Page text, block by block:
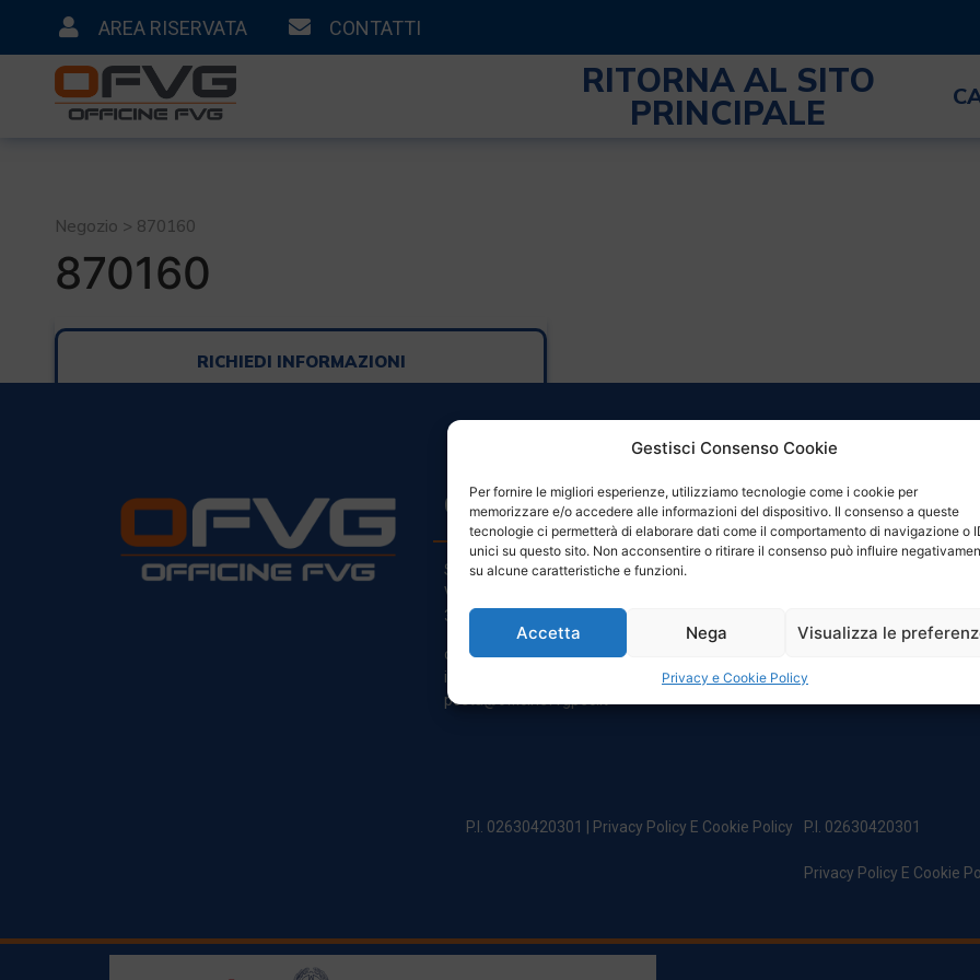
Gestisci Consenso Cookie
Per fornire le migliori esperienze, utilizziamo tecnologie come i cookie per
memorizzare e/o accedere alle informazioni del dispositivo. Il consenso a queste
tecnologie ci permetterà di elaborare dati come il comportamento di navigazione o
unici su questo sito. Non acconsentire o ritirare il consenso può influire
su alcune caratteristiche e funzioni.
Accetta Nega Visualizza le
Privacy e Cookie Policy
AREA RISERVATA CONTATTI
RITORNA AL SITO
PRINCIPALE
Negozio > 870160
870160
RICHIEDI INFORMAZIONI
CONTATTI
Sede Legale:
Via Principe Di Udine 144
33030 Campoformido (Ud)
clienti@officinefvg.it
info@officinefvg.it
posta@officinefvgpec.It
ORARI
Domenica: Chiuso
P.I. 02630420301 | Privacy Policy E Cookie Policy P.I. 02630420301
Privacy Policy E Cookie